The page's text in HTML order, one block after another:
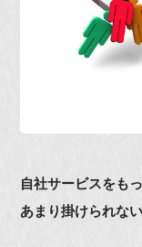
自社サービスをも
あまり掛けられない